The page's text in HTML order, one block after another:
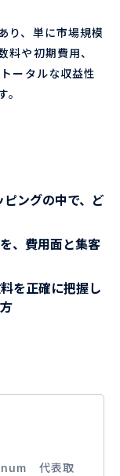
り、単に市場規模
や初期費用、
ータルな収益性
ングの中で、 ど
を、費用面と集客
を正確に把握し
代表取